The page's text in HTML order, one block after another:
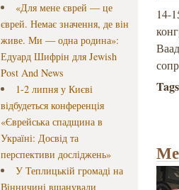
«Для мене єврей — це
єврей. Немає значення, де він
живе. Ми — одна родина»:
Едуард Шифрін для Jewish
Post And News
1-2 липня у Києві
відбудеться конференція
«Єврейська спадщина в
Україні: Досвід та
перспективи досліджень»
У Теплицькій громаді на
Вінничині вшанували
14-